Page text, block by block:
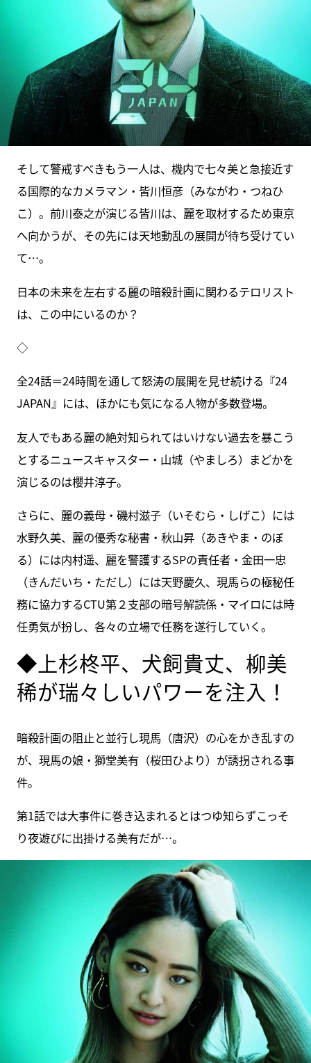
そして警戒すべきもう一人は、機内で七々美と急接近す
る国際的なカメラマン・皆川恒彦（みながわ・つねひ
こ）。前川泰之が演じる皆川は、麗を取材するため東京
へ向かうが、その先には天地動乱の展開が待ち受けてい
て…。
日本の未来を左右する麗の暗殺計画に関わるテロリスト
は、この中にいるのか？
◇
全24話＝24時間を通して怒涛の展開を見せ続ける『24
JAPAN』には、ほかにも気になる人物が多数登場。
友人でもある麗の絶対知られてはいけない過去を暴こう
とするニュースキャスター・山城（やましろ）まどかを
演じるのは櫻井淳子。
さらに、麗の義母・磯村滋子（いそむら・しげこ）には
水野久美、麗の優秀な秘書・秋山昇（あきやま・のぼ
る）には内村遥、麗を警護するSPの責任者・金田一忠
（きんだいち・ただし）には天野慶久、現馬らの極秘任
務に協力するCTU第２支部の暗号解読係・マイロには時
任勇気が扮し、各々の立場で任務を遂行していく。
◆上杉柊平、犬飼貴丈、柳美
稀が瑞々しいパワーを注入！
暗殺計画の阻止と並行し現馬（唐沢）の心をかき乱すの
が、現馬の娘・獅堂美有（桜田ひより）が誘拐される事
件。
第1話では大事件に巻き込まれるとはつゆ知らずこっそ
り夜遊びに出掛ける美有だが…。